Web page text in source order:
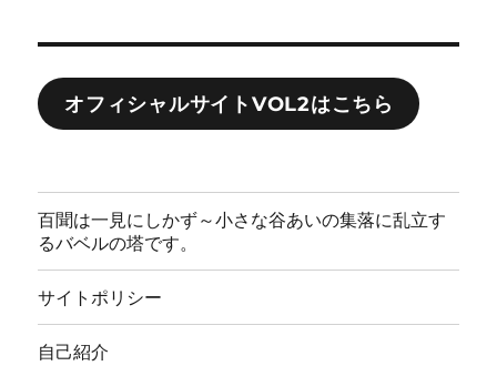
オフィシャルサイトVOL2はこちら
百聞は一見にしかず～小さな谷あいの集落に乱立す
るバベルの塔です。
サイトポリシー
自己紹介